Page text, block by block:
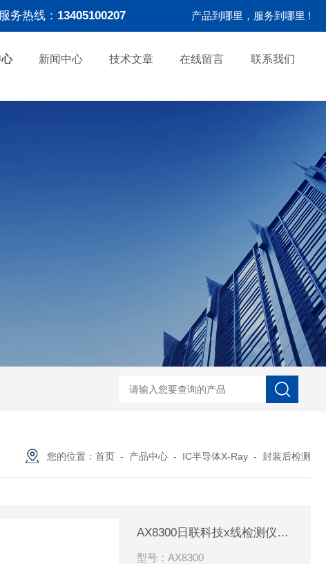
服务热线： 13405100207 产品到哪里，服务到哪里 !
新闻中心 技术文章 在线留言 联系我们
ISD-NI-RX85-G13工业用3D显微X射线CT扫描设备 EDX1800BRohs指令环
您的位置： 首页 - 产品中心 - IC半导体X-Ray - 封装后检测
AX8300日联科技x线检测仪汽泡,虚焊,漏焊检测
型号：AX8300